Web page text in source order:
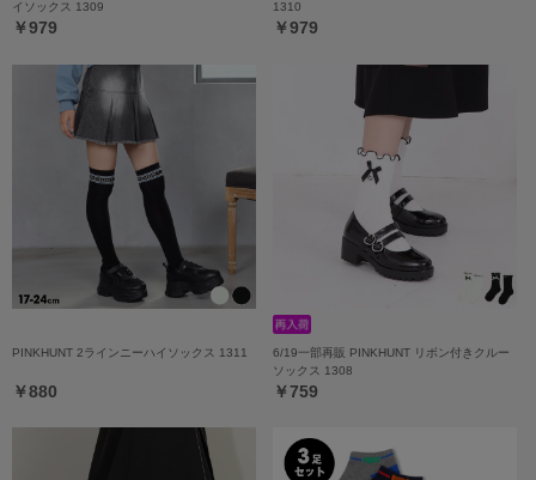
イソックス 1309
￥979
1310
￥979
PINKHUNT 2ラインニーハイソックス 1311
￥880
6/19一部再販 PINKHUNT リボン付きクルー
ソックス 1308
￥759